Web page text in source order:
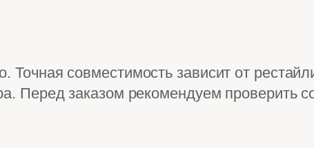
совместимость зависит от
Перед заказом рекомендуем проверить